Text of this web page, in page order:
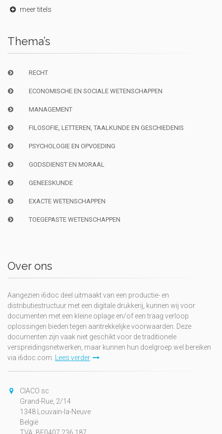
meer titels
Thema’s
RECHT
ECONOMISCHE EN SOCIALE WETENSCHAPPEN
MANAGEMENT
FILOSOFIE, LETTEREN, TAALKUNDE EN GESCHIEDENIS
PSYCHOLOGIE EN OPVOEDING
GODSDIENST EN MORAAL
GENEESKUNDE
EXACTE WETENSCHAPPEN
TOEGEPASTE WETENSCHAPPEN
Over ons
Aangezien i6doc deel uitmaakt van een productie- en
distributiestructuur met een digitale drukkerij, kunnen wij voor
documenten met een kleine oplage en/of een traag verloop
oplossingen bieden tegen aantrekkelijke voorwaarden. Deze
documenten zijn vaak niet geschikt voor de traditionele
verspreidingsnetwerken, maar kunnen hun doelgroep wel bereiken
via i6doc.com. Lees verder
CIACO sc
Grand-Rue, 2/14
1348 Louvain-la-Neuve
België